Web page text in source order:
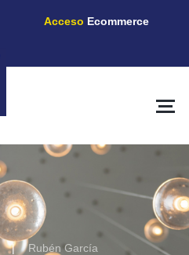
Rubén García
Acceso Ecommerce